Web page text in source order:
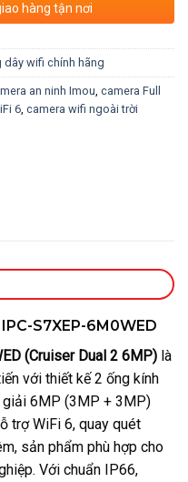
hàng tận nơi
dây wifi chính hãng
an ninh Imou, camera Full
6, camera wifi ngoài trời
S7XEP-6M0WED
(Cruiser Dual 2 6MP) là
với thiết kế 2 ống kính
giải 6MP (3MP + 3MP)
trợ WiFi 6, quay quét
sản phẩm phù hợp cho
Với chuẩn IP66,